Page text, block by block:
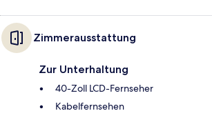
Zimmerausstattung
Zur Unterhaltung
40-Zoll LCD-Fernseher
Kabelfernsehen